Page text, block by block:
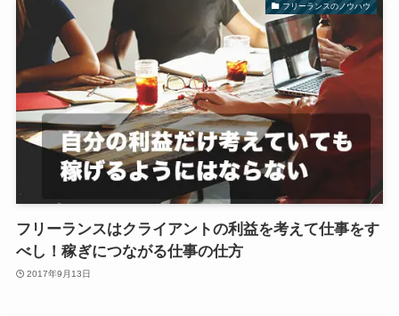
フリーランスのノウハウ
フリーランスはクライアントの利益を考えて仕事をす
べし！稼ぎにつながる仕事の仕方
2017年9月13日